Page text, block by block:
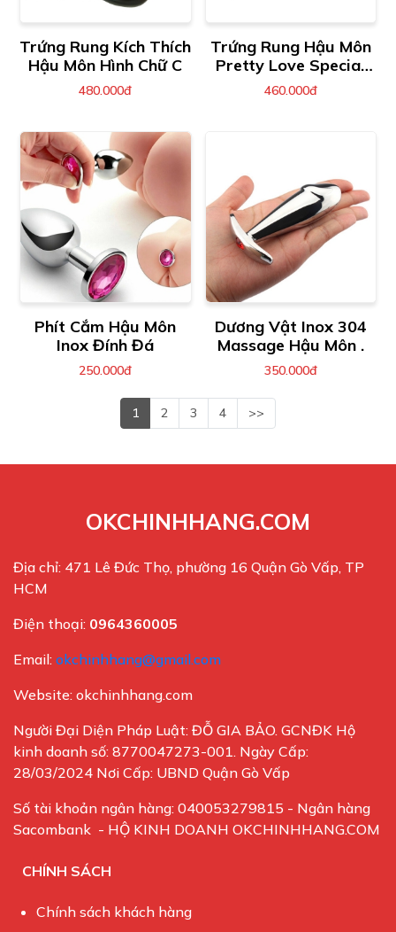
Trứng Rung Kích Thích
Hậu Môn Hình Chữ C
480.000đ
Trứng Rung Hậu Môn
Pretty Love Special
Anal Stimulation
460.000đ
Phít Cắm Hậu Môn
Inox Đính Đá
250.000đ
Dương Vật Inox 304
Massage Hậu Môn .
350.000đ
1 2 3 4 >>
OKCHINHHANG.COM
Địa chỉ: 471 Lê Đức Thọ, phường 16 Quận Gò Vấp, TP
HCM
Điện thoại: 0964360005
Email: okchinhhang@gmail.com
Website: okchinhhang.com
Người Đại Diện Pháp Luật: ĐỖ GIA BẢO. GCNĐK Hộ
kinh doanh số: 8770047273-001. Ngày Cấp:
28/03/2024 Nơi Cấp: UBND Quận Gò Vấp
Số tài khoản ngân hàng: 040053279815 - Ngân hàng
Sacombank - HỘ KINH DOANH OKCHINHHANG.COM
CHÍNH SÁCH
Chính sách khách hàng